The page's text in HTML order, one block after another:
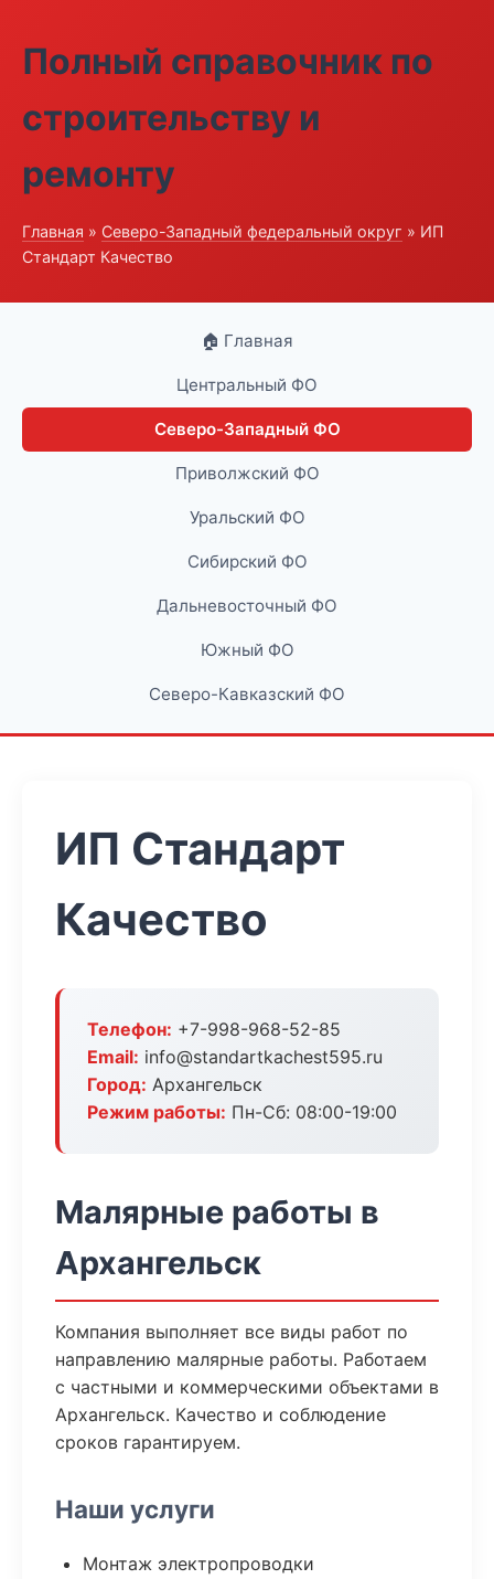
Полный справочник по
строительству и
ремонту
Главная » Северо-Западный федеральный округ » ИП
Стандарт Качество
🏠 Главная
Центральный ФО
Северо-Западный ФО
Приволжский ФО
Уральский ФО
Сибирский ФО
Дальневосточный ФО
Южный ФО
Северо-Кавказский ФО
ИП Стандарт
Качество
Телефон: +7-998-968-52-85
Email: info@standartkachest595.ru
Город: Архангельск
Режим работы: Пн-Сб: 08:00-19:00
Малярные работы в
Архангельск
Компания выполняет все виды работ по
направлению малярные работы. Работаем
с частными и коммерческими объектами в
Архангельск. Качество и соблюдение
сроков гарантируем.
Наши услуги
Монтаж электропроводки